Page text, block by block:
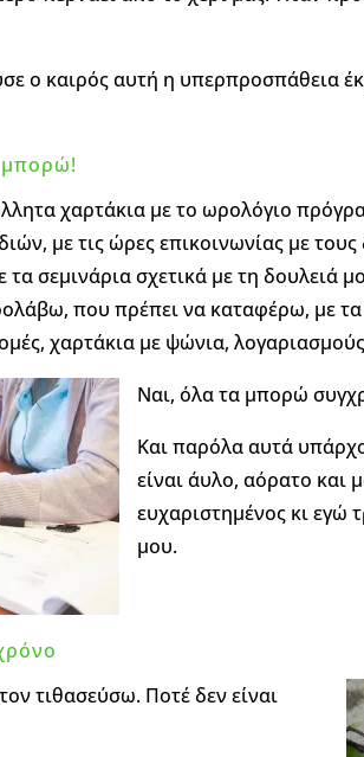
ο καιρός αυτή η υπερπροσπάθεια
μπορώ!
χαρτάκια με το ωρολόγιο
με τις ώρες επικοινωνίας με
σεμινάρια σχετικά με τη δουλειά
που πρέπει να καταφέρω, με τα
χαρτάκια με ψώνια,
Ναι, όλα τα μπορώ
Και παρόλα αυτά
είναι άυλο, αόρατο και
ευχαριστημένος κι εγώ
μου.
τιθασεύσω. Ποτέ δεν είναι